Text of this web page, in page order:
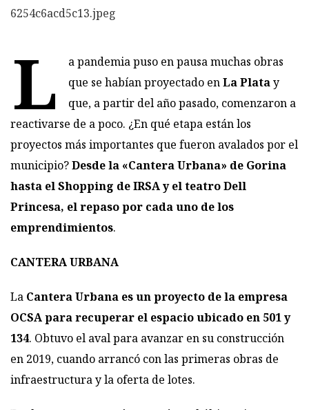
L
a pandemia puso en pausa muchas obras
que se habían proyectado enLa Platay
que, a partir del año pasado, comenzaron a
reactivarse de a poco. ¿En qué etapa están los
proyectos más importantes que fueron avalados por el
municipio?Desde la «Cantera Urbana» de Gorina
hasta el Shopping de IRSA y el teatro Dell
Princesa, el repaso por cada uno de los
emprendimientos.
CANTERA URBANA
La Cantera Urbana es un proyecto de la empresa
OCSA para recuperar el espacio ubicado en 501 y
134. Obtuvo el aval para avanzar en su construcción
en 2019, cuando arrancó con las primeras obras de
infraestructura y la oferta de lotes.